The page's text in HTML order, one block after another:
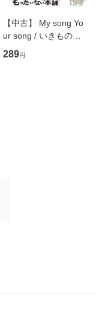
【中古】 My song Yo
ur song / いきものが
かり / [CD]【メール便
送料無料】
289円